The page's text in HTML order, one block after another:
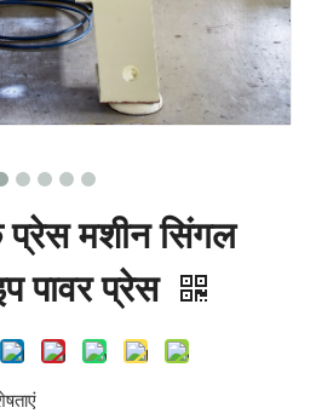
मशीन सिंगल
पावर प्रेस